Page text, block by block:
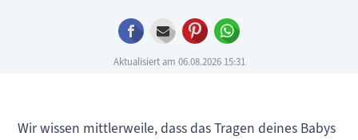
Facebook
E-mail Pinterest
Aktualisiert am 06.08.2026 15:31
Wir wissen mittlerweile, dass das Tragen deines Babys